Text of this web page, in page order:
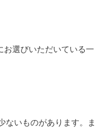
お選びいただいている一
ないものがあります。ま